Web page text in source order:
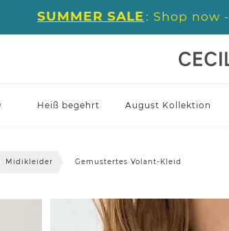
SUMMER SALE : Shop now -
Heiß begehrt August Kollektion
Midikleider Gemustertes Volant-Kleid